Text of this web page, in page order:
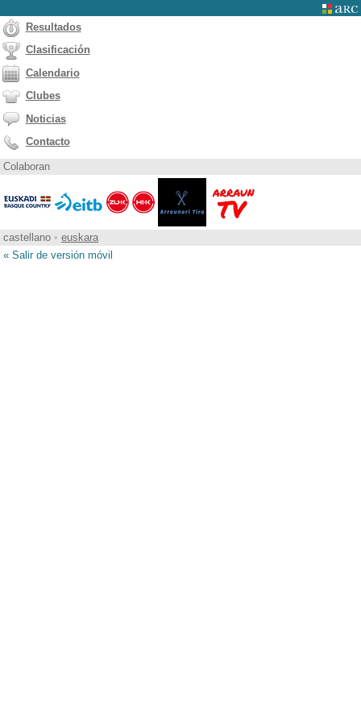
Resultados
Clasificación
Calendario
Clubes
Noticias
Contacto
Colaboran
castellano • euskara
« Salir de versión móvil